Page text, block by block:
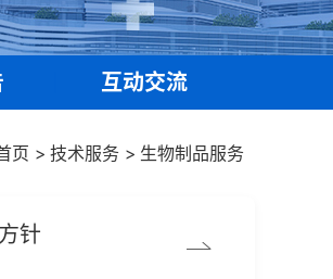
互动交流
页 > 技术服务 > 生物制品服务
针